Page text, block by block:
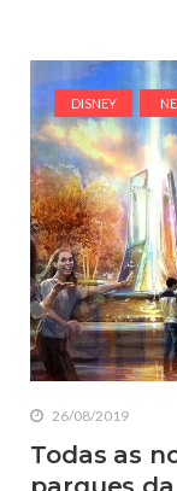
DISNEY
26/08/2019
Todas as